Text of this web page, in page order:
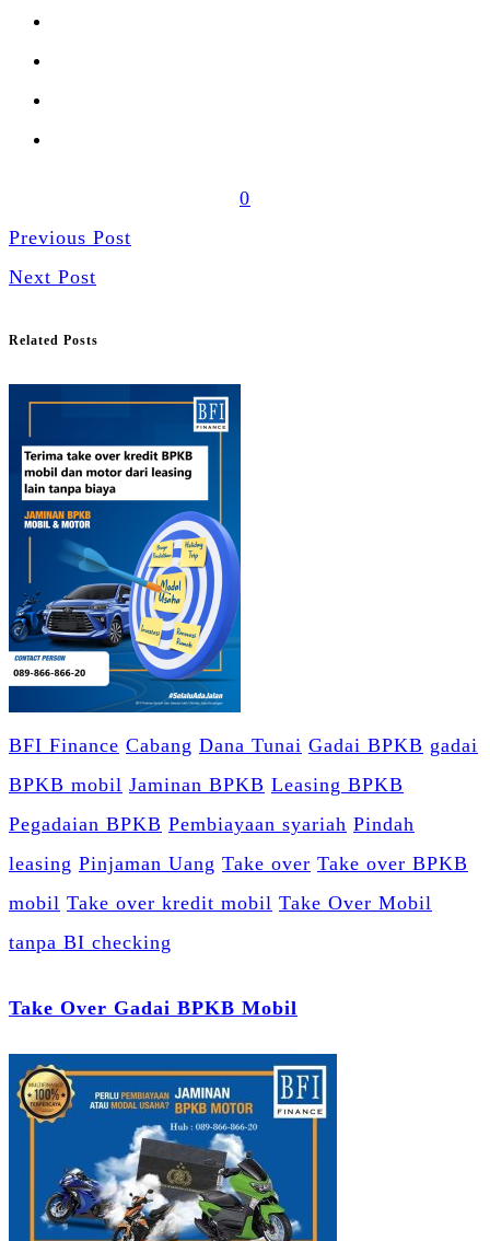
0
Previous Post
Next Post
Related Posts
BFI Finance Cabang Dana Tunai Gadai BPKB gadai
BPKB mobil Jaminan BPKB Leasing BPKB
Pegadaian BPKB Pembiayaan syariah Pindah
leasing Pinjaman Uang Take over Take over BPKB
mobil Take over kredit mobil Take Over Mobil
tanpa BI checking
Take Over Gadai BPKB Mobil